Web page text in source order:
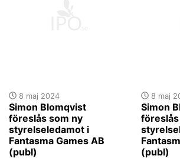
8 maj 2024
Simon Blomqvist
föreslås som ny
styrelseledamot i
Fantasma Games AB
(publ)
8 maj
Simon
(publ)